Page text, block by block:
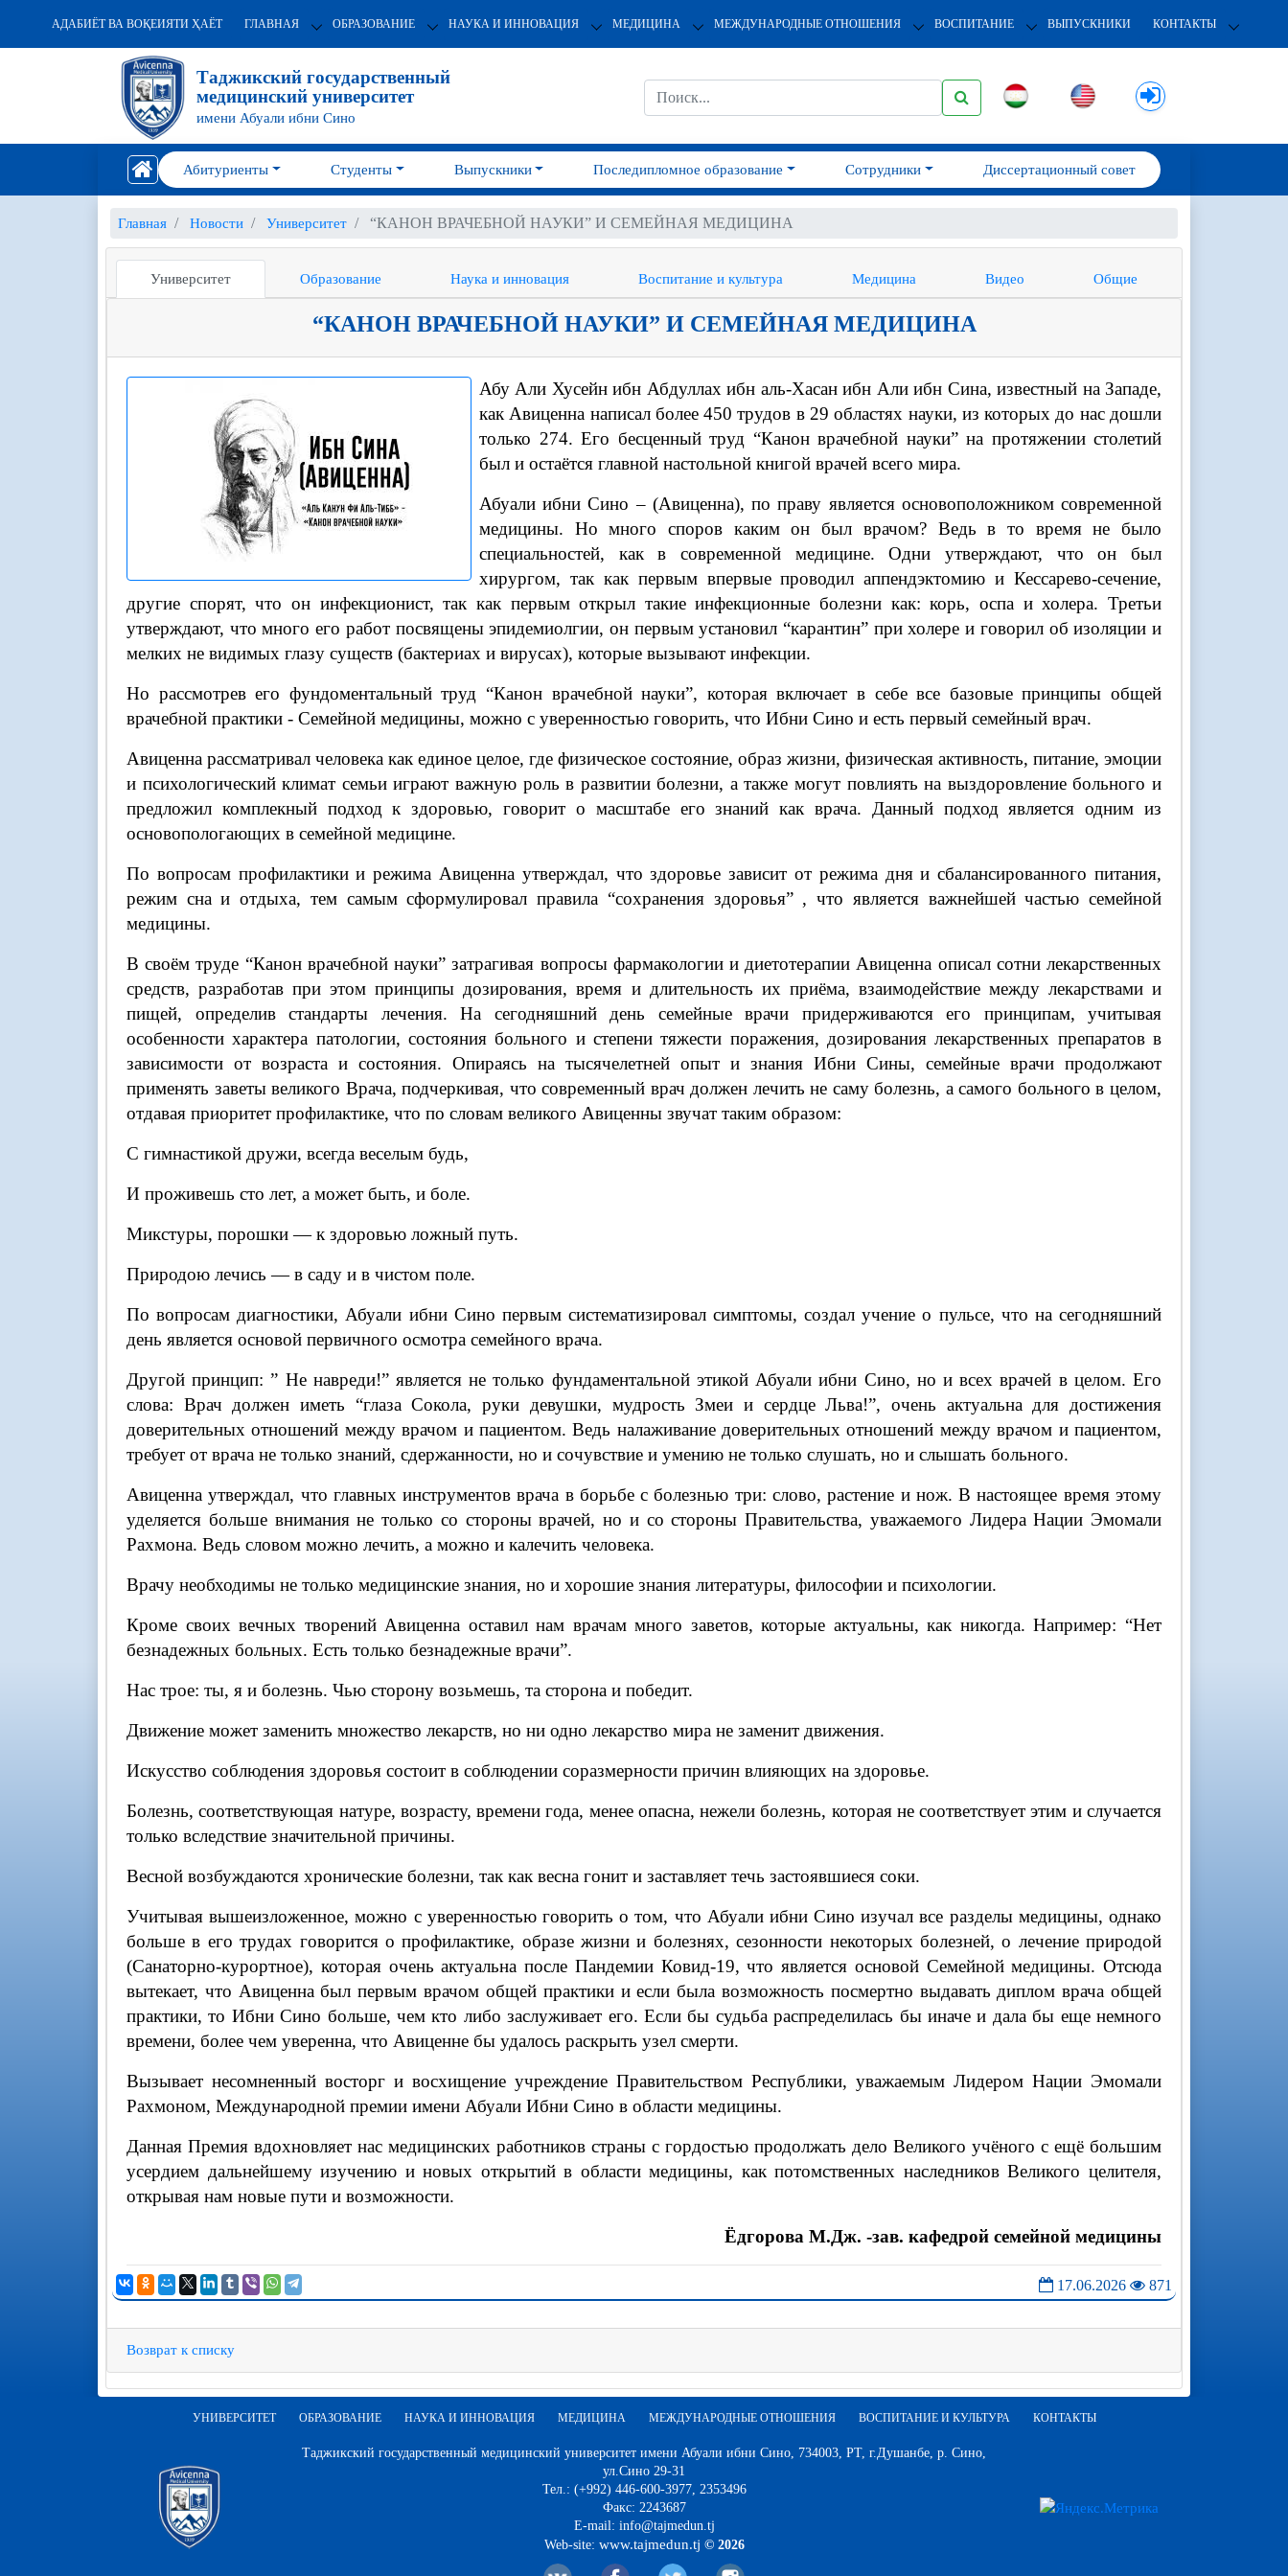
АДАБИЁТ ВА ВОҚЕИЯТИ ҲАЁТ ГЛАВНАЯ ОБРАЗОВАНИЕ НАУКА И ИННОВАЦИЯ МЕДИЦИНА МЕЖДУНАРОДНЫЕ ОТНОШЕНИЯ ВОСПИТАНИЕ ВЫПУСКНИКИ КОНТАКТЫ
Таджикский государственный
медицинский университет
имени Абуали ибни Сино
Абитуриенты Студенты Выпускники Последипломное образование Сотрудники Диссертационный совет
Главная Новости Университет “КАНОН ВРАЧЕБНОЙ НАУКИ” И СЕМЕЙНАЯ МЕДИЦИНА
Университет Образование Наука и инновация Воспитание и культура Медицина Видео Общие
“КАНОН ВРАЧЕБНОЙ НАУКИ” И СЕМЕЙНАЯ МЕДИЦИНА
Абу Али Хусейн ибн Абдуллах ибн аль-Хасан ибн Али ибн Сина, известный на Западе,
как Авиценна написал более 450 трудов в 29 областях науки, из которых до нас дошли
только 274. Его бесценный труд “Канон врачебной науки” на протяжении столетий
был и остаётся главной настольной книгой врачей всего мира.
Абуали ибни Сино – (Авиценна), по праву является основоположником современной
медицины. Но много споров каким он был врачом? Ведь в то время не было
специальностей, как в современной медицине. Одни утверждают, что он был
хирургом, так как первым впервые проводил аппендэктомию и Кессарево-сечение,
другие спорят, что он инфекционист, так как первым открыл такие инфекционные болезни как: корь, оспа и холера. Третьи
утверждают, что много его работ посвящены эпидемиолгии, он первым установил “карантин” при холере и говорил об изоляции и
мелких не видимых глазу существ (бактериах и вирусах), которые вызывают инфекции.
Но рассмотрев его фундоментальный труд “Канон врачебной науки”, которая включает в себе все базовые принципы общей
врачебной практики - Семейной медицины, можно с уверенностью говорить, что Ибни Сино и есть первый семейный врач.
Авиценна рассматривал человека как единое целое, где физическое состояние, образ жизни, физическая активность, питание, эмоции
и психологический климат семьи играют важную роль в развитии болезни, а также могут повлиять на выздоровление больного и
предложил комплекный подход к здоровью, говорит о масштабе его знаний как врача. Данный подход является одним из
основопологающих в семейной медицине.
По вопросам профилактики и режима Авиценна утверждал, что здоровье зависит от режима дня и сбалансированного питания,
режим сна и отдыха, тем самым сформулировал правила “сохранения здоровья” , что является важнейшей частью семейной
медицины.
В своём труде “Канон врачебной науки” затрагивая вопросы фармакологии и диетотерапии Авиценна описал сотни лекарственных
средств, разработав при этом принципы дозирования, время и длительность их приёма, взаимодействие между лекарствами и
пищей, определив стандарты лечения. На сегодняшний день семейные врачи придерживаются его принципам, учитывая
особенности характера патологии, состояния больного и степени тяжести поражения, дозирования лекарственных препаратов в
зависимости от возраста и состояния. Опираясь на тысячелетней опыт и знания Ибни Сины, семейные врачи продолжают
применять заветы великого Врача, подчеркивая, что современный врач должен лечить не саму болезнь, а самого больного в целом,
отдавая приоритет профилактике, что по словам великого Авиценны звучат таким образом:
С гимнастикой дружи, всегда веселым будь,
И проживешь сто лет, а может быть, и боле.
Микстуры, порошки — к здоровью ложный путь.
Природою лечись — в саду и в чистом поле.
По вопросам диагностики, Абуали ибни Сино первым систематизировал симптомы, создал учение о пульсе, что на сегодняшний
день является основой первичного осмотра семейного врача.
Другой принцип: ” Не навреди!” является не только фундаментальной этикой Абуали ибни Сино, но и всех врачей в целом. Его
слова: Врач должен иметь “глаза Сокола, руки девушки, мудрость Змеи и сердце Льва!”, очень актуальна для достижения
доверительных отношений между врачом и пациентом. Ведь налаживание доверительных отношений между врачом и пациентом,
требует от врача не только знаний, сдержанности, но и сочувствие и умению не только слушать, но и слышать больного.
Авиценна утверждал, что главных инструментов врача в борьбе с болезнью три: слово, растение и нож. В настоящее время этому
уделяется больше внимания не только со стороны врачей, но и со стороны Правительства, уважаемого Лидера Нации Эмомали
Рахмона. Ведь словом можно лечить, а можно и калечить человека.
Врачу необходимы не только медицинские знания, но и хорошие знания литературы, философии и психологии.
Кроме своих вечных творений Авиценна оставил нам врачам много заветов, которые актуальны, как никогда. Например: “Нет
безнадежных больных. Есть только безнадежные врачи”.
Нас трое: ты, я и болезнь. Чью сторону возьмешь, та сторона и победит.
Движение может заменить множество лекарств, но ни одно лекарство мира не заменит движения.
Искусство соблюдения здоровья состоит в соблюдении соразмерности причин влияющих на здоровье.
Болезнь, соответствующая натуре, возрасту, времени года, менее опасна, нежели болезнь, которая не соответствует этим и случается
только вследствие значительной причины.
Весной возбуждаются хронические болезни, так как весна гонит и заставляет течь застоявшиеся соки.
Учитывая вышеизложенное, можно с уверенностью говорить о том, что Абуали ибни Сино изучал все разделы медицины, однако
больше в его трудах говорится о профилактике, образе жизни и болезнях, сезонности некоторых болезней, о лечение природой
(Санаторно-курортное), которая очень актуальна после Пандемии Ковид-19, что является основой Семейной медицины. Отсюда
вытекает, что Авиценна был первым врачом общей практики и если была возможность посмертно выдавать диплом врача общей
практики, то Ибни Сино больше, чем кто либо заслуживает его. Если бы судьба распределилась бы иначе и дала бы еще немного
времени, более чем уверенна, что Авиценне бы удалось раскрыть узел смерти.
Вызывает несомненный восторг и восхищение учреждение Правительством Республики, уважаемым Лидером Нации Эмомали
Рахмоном, Международной премии имени Абуали Ибни Сино в области медицины.
Данная Премия вдохновляет нас медицинских работников страны с гордостью продолжать дело Великого учёного с ещё большим
усердием дальнейшему изучению и новых открытий в области медицины, как потомственных наследников Великого целителя,
открывая нам новые пути и возможности.
Ёдгорова М.Дж. -зав. кафедрой семейной медицины
17.06.2026 871
Возврат к списку
УНИВЕРСИТЕТ ОБРАЗОВАНИЕ НАУКА И ИННОВАЦИЯ МЕДИЦИНА МЕЖДУНАРОДНЫЕ ОТНОШЕНИЯ ВОСПИТАНИЕ И КУЛЬТУРА КОНТАКТЫ
Таджикский государственный медицинский университет имени Абуали ибни Сино, 734003, РТ, г.Душанбе, р. Сино,
ул.Сино 29-31
Тел.: (+992) 446-600-3977, 2353496
Факс: 2243687
E-mail: info@tajmedun.tj
Web-site: www.tajmedun.tj © 2026